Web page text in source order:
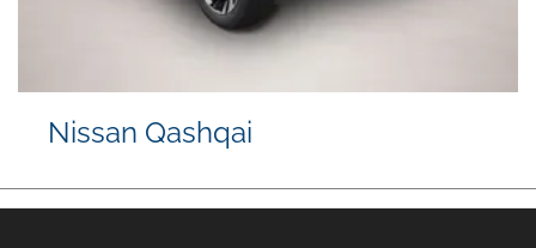
Nissan Qashqai